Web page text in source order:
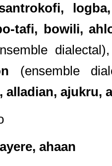
tafi, bowili,
dialectal),
(ensemble
alladian, ajukru,
ahaan